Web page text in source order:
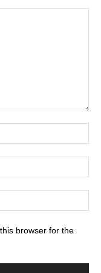
browser for the